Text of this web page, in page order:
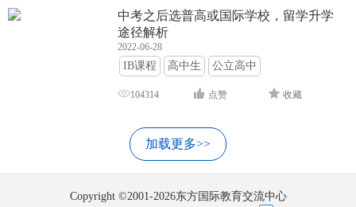
中考之后选普高或国际学校，留学升学
途径解析
2022-06-28
IB课程 高中生 公立高中
104314 点赞 收藏
加载更多>>
Copyright ©2001-2026东方国际教育交流中心